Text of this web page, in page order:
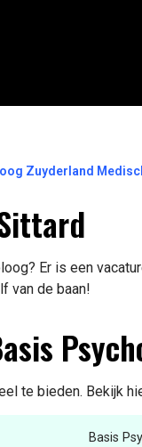
Zuyderland
Er is een
van de baan!
te bieden. Bekijk
Basis